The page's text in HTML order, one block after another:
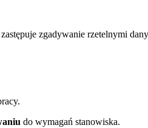
zgadywanie rzetelnymi
do wymagań stanowiska.